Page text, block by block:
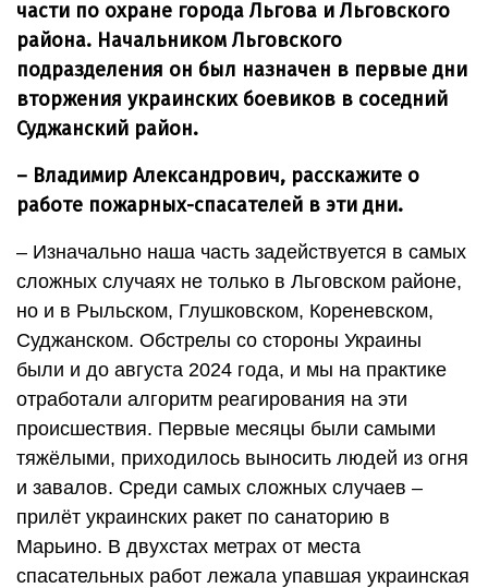
части по охране города Льгова и Льговского
района. Начальником Льговского
подразделения он был назначен в первые дни
вторжения украинских боевиков в соседний
Суджанский район.
– Владимир Александрович, расскажите о
работе пожарных-спасателей в эти дни.
– Изначально наша часть задействуется в самых
сложных случаях не только в Льговском районе,
но и в Рыльском, Глушковском, Кореневском,
Суджанском. Обстрелы со стороны Украины
были и до августа 2024 года, и мы на практике
отработали алгоритм реагирования на эти
происшествия. Первые месяцы были самыми
тяжёлыми, приходилось выносить людей из огня
и завалов. Среди самых сложных случаев –
прилёт украинских ракет по санаторию в
Марьино. В двухстах метрах от места
спасательных работ лежала упавшая украинская